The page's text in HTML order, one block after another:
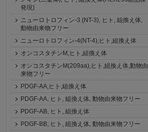
発現)
ニューロトロフィン-3 (NT-3), ヒト, 組換え体,
動物由来物フリー
ニューロトロフィン-4(NT-4),ヒト,組換え体
オンコスタチンM,ヒト,組換え体
オンコスタチンM(209aa),ヒト,組換え体,動物由
来物フリー
PDGF-AA,ヒト,組換え体
PDGF-AA, ヒト, 組換え体, 動物由来物フリー
PDGF-AB, ヒト, 組換え体
PDGF-BB, ヒト, 組換え体, 動物由来物フリー